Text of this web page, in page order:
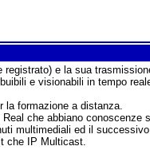
e la sua
e visionabili in tempo
la formazione a distanza.
che abbiano conoscenze
multimediali ed il
che IP Multicast.